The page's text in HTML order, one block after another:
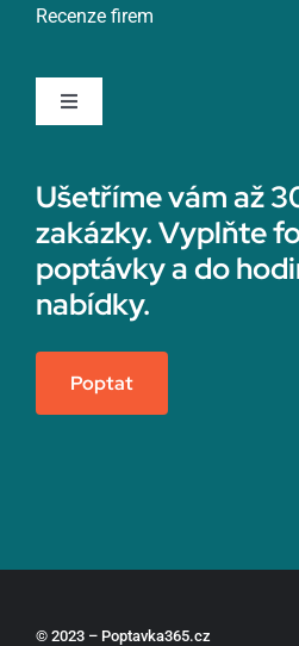
Rychnov nad Kněžnou
Rýmařov
Sedlčany
Semily
Recenze firem
Toggle
Sádrokartonáři
Topenáři
Vedení účetnictví
Zednické práce
Ušetříme vám až
zakázky. Vyplňte
poptávky a do
nabídky.
Poptat
© 2023 – Poptavka365.cz